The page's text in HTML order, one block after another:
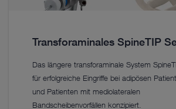
Transforaminales SpineTIP
Das längere transforaminale System
für erfolgreiche Eingriffe bei adipösen
und Patienten mit mediolateralen
Bandscheibenvorfällen konzipiert.